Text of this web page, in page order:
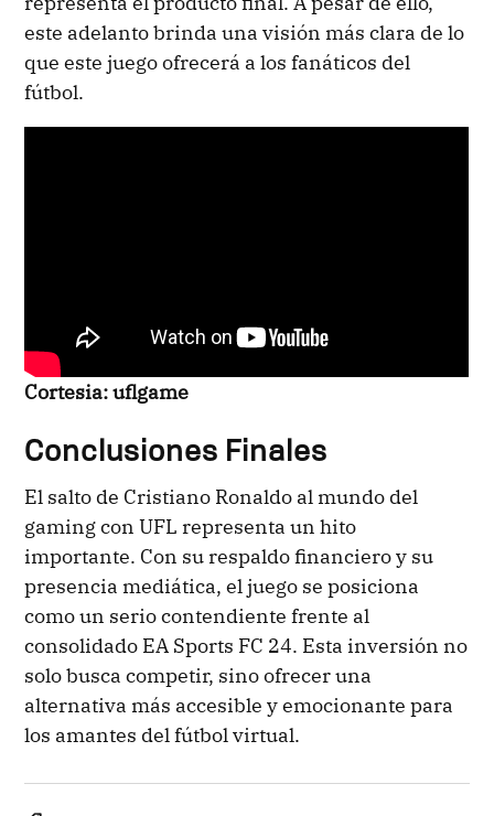
este adelanto brinda una visión más clara de lo
que este juego ofrecerá a los fanáticos del
fútbol.
Cortesia: uflgame
Conclusiones Finales
El salto de Cristiano Ronaldo al mundo del
gaming con UFL representa un hito
importante. Con su respaldo financiero y su
presencia mediática, el juego se posiciona
como un serio contendiente frente al
consolidado EA Sports FC 24. Esta inversión no
solo busca competir, sino ofrecer una
alternativa más accesible y emocionante para
los amantes del fútbol virtual.